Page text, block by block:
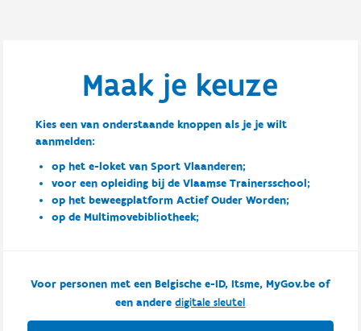
Maak je keuze
Kies een van onderstaande knoppen als je je wilt
aanmelden:
op het e-loket van Sport Vlaanderen;
voor een opleiding bij de Vlaamse Trainersschool;
op het beweegplatform Actief Ouder Worden;
op de Multimovebibliotheek;
Voor personen met een Belgische e-ID, Itsme, MyGov.be of
een anderedigitale sleutel